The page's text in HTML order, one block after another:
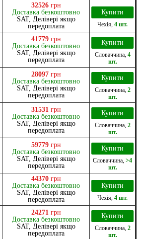
32526 грн
Доставка безкоштовно
SAT, Делівері якщо
передоплата
Купити
Чехія 4 шт.
41779 грн
Доставка безкоштовно
SAT, Делівері якщо
передоплата
Купити
Словаччина, 4
шт.
28097 грн
Доставка безкоштовно
SAT, Делівері якщо
передоплата
Купити
Словаччина, 2
шт.
31531 грн
Доставка безкоштовно
SAT, Делівері якщо
передоплата
Купити
Словаччина, 2
шт.
59779 грн
Доставка безкоштовно
SAT, Делівері якщо
передоплата
Купити
Словаччина >4
шт.
44370 грн
Доставка безкоштовно
SAT, Делівері якщо
передоплата
Купити
Чехія 4 шт.
24271 грн
Доставка безкоштовно
SAT, Делівері якщо
передоплата
Купити
Словаччина, 2
шт.